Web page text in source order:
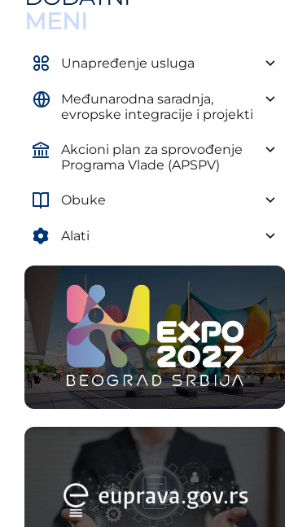
Uredba o obaveznim elementima
plana razvoja autonomne
samouprave
srednjoročnih planova
MENI
Unapređenje usluga
Međunarodna saradnja,
evropske integracije i projekti
Akcioni plan za sprovođenje
Programa Vlade (APSPV)
Obuke
Alati